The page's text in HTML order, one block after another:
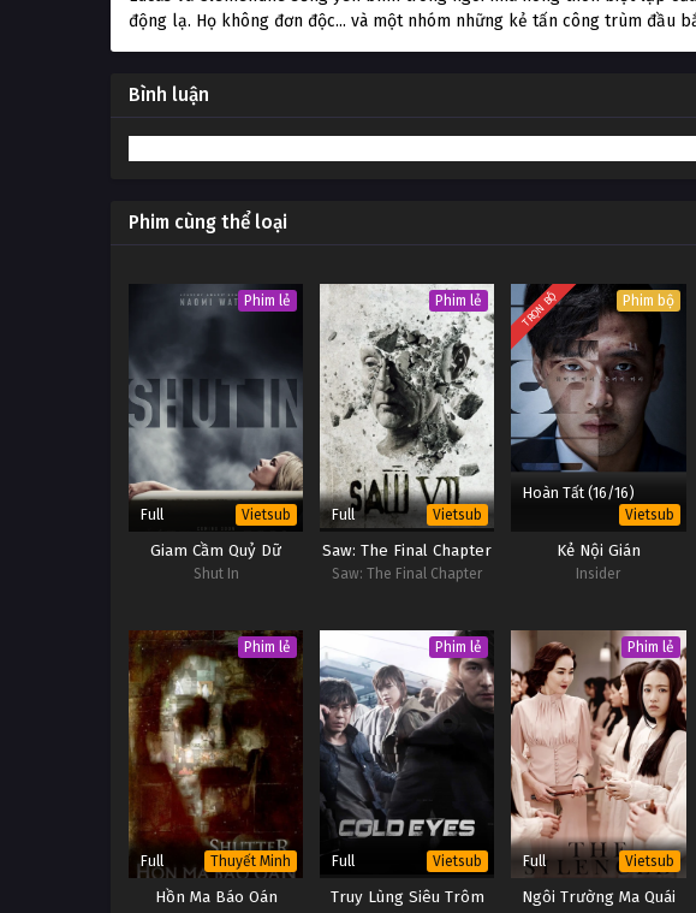
động lạ. Họ không đơn độc... và một nhóm những kẻ tấn công trùm đầu
Bình luận
Phim cùng thể loại
Phim lẻ
Full Vietsub
Giam Cầm Quỷ Dữ
Shut In
Phim lẻ
Full Vietsub
Saw: The Final Chapter
Saw: The Final Chapter
TRỌN BỘ Phim bộ
Hoàn Tất (16/16)
Vietsub
Kẻ Nội Gián
Insider
Phim lẻ
Full Thuyết Minh
Hồn Ma Báo Oán
Phim lẻ
Full Vietsub
Truy Lùng Siêu Trôm
Phim lẻ
Full Vietsub
Ngôi Trường Ma Quái